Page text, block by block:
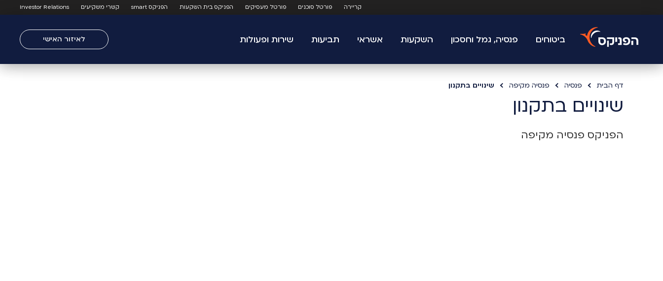
קריירה פורטל סוכנים פורטל מעסיקים הפניקס בית השקעות הפניקס smart קשרי משקיעים Investor Relations
ביטוחים פנסיה, גמל וחסכון השקעות אשראי תביעות שירות ופעולות לאיזור האישי
דף הבית פנסיה פנסיה מקיפה שינויים בתקנון
שינויים בתקנון
הפניקס פנסיה מקיפה